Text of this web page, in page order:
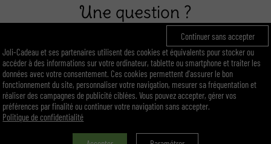
Une question ?
Appel non surtaxé : 01 89 96 02 13
(du lundi au vendredi : 9H30 - 18H)
E-mail : contact@joli-cadeau.com
Continuer sans accepter
Joli-Cadeau et ses partenaires utilisent des cookies et équivalents pour stocker ou
accéder à des informations sur votre ordinateur, tablette ou smartphone et traiter les
données avec votre consentement. Ces cookies permettent d'assurer le bon
fonctionnement du site, personnaliser votre navigation, mesurer sa fréquentation et
réaliser des campagnes de publicité ciblées. Vous pouvez accepter, gérer vos
préférences par finalité ou continuer votre navigation sans accepter.
Politique de confidentialité